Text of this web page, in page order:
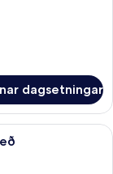
dagsetningar
bómull, rúmföt